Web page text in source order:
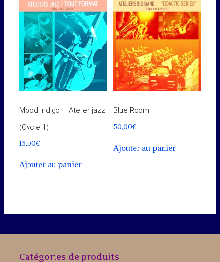
Mood indigo – Atelier jazz
(Cycle 1)
15,00€
Ajouter au panier
Blue Room
50,00€
Ajouter au panier
Catégories de produits